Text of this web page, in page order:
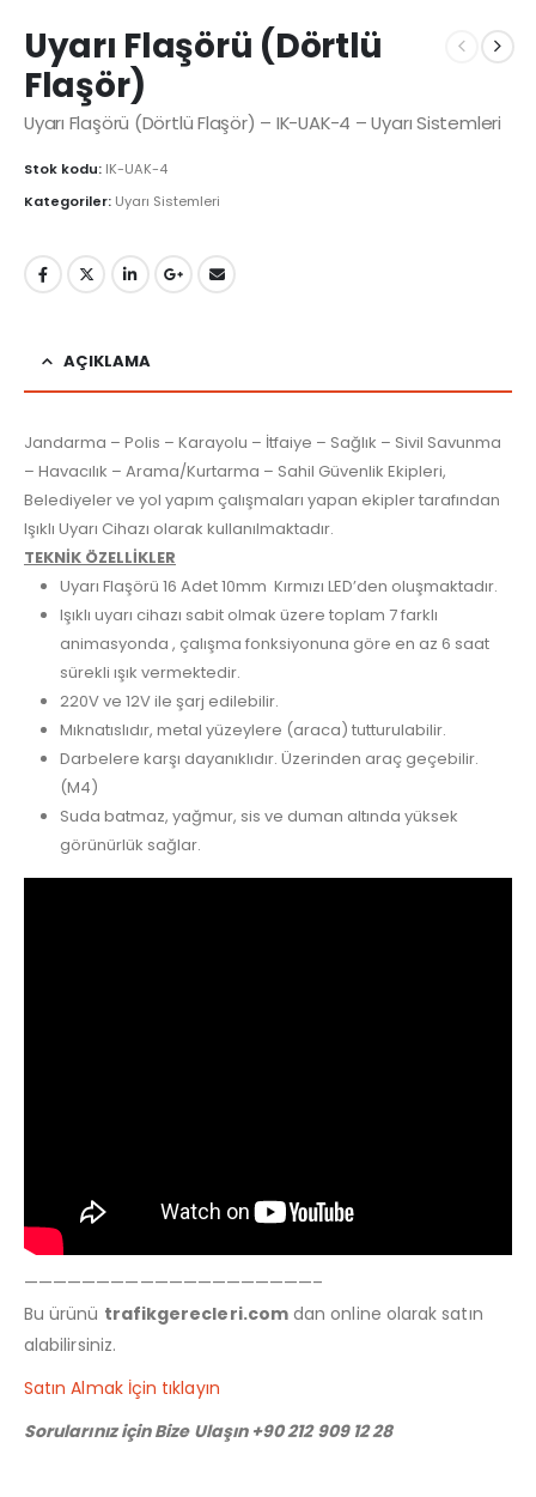
Uyarı Flaşörü (Dörtlü
Flaşör)
Uyarı Flaşörü (Dörtlü Flaşör) – IK-UAK-4 – Uyarı Sistemleri
Stok kodu: IK-UAK-4
Kategoriler: Uyarı Sistemleri
AÇIKLAMA
Jandarma – Polis – Karayolu – İtfaiye – Sağlık – Sivil Savunma
– Havacılık – Arama/Kurtarma – Sahil Güvenlik Ekipleri,
Belediyeler ve yol yapım çalışmaları yapan ekipler tarafından
Işıklı Uyarı Cihazı olarak kullanılmaktadır.
TEKNİK ÖZELLİKLER
Uyarı Flaşörü 16 Adet 10mm Kırmızı LED’den oluşmaktadır.
Işıklı uyarı cihazı sabit olmak üzere toplam 7 farklı
animasyonda , çalışma fonksiyonuna göre en az 6 saat
sürekli ışık vermektedir.
220V ve 12V ile şarj edilebilir.
Mıknatıslıdır, metal yüzeylere (araca) tutturulabilir.
Darbelere karşı dayanıklıdır. Üzerinden araç geçebilir.
(M4)
Suda batmaz, yağmur, sis ve duman altında yüksek
görünürlük sağlar.
————————————————————–
Bu ürünü trafikgerecleri.comdan online olarak satın
alabilirsiniz.
Satın Almak İçin tıklayın
Sorularınız için Bize Ulaşın +90 212 909 12 28